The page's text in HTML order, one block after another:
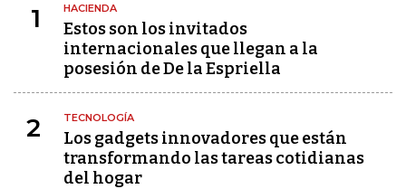
1 HACIENDA
Estos son los invitados
internacionales que llegan a la
posesión de De la Espriella
2 TECNOLOGÍA
Los gadgets innovadores que están
transformando las tareas cotidianas
del hogar